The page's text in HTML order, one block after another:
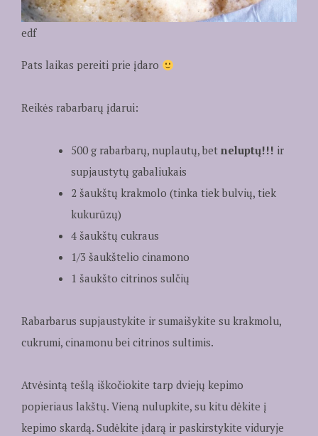
edf
Pats laikas pereiti prie įdaro
Reikės rabarbarų įdarui:
500 g rabarbarų, nuplautų, bet neluptų!!! ir
supjaustytų gabaliukais
2 šaukštų krakmolo (tinka tiek bulvių, tiek
kukurūzų)
4 šaukštų cukraus
1/3 šaukštelio cinamono
1 šaukšto citrinos sulčių
Rabarbarus supjaustykite ir sumaišykite su krakmolu,
cukrumi, cinamonu bei citrinos sultimis.
Atvėsintą tešlą iškočiokite tarp dviejų kepimo
popieriaus lakštų. Vieną nulupkite, su kitu dėkite į
kepimo skardą. Sudėkite įdarą ir paskirstykite viduryje